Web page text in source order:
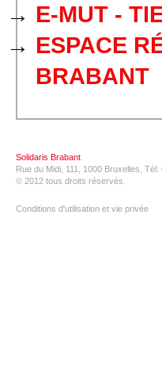
E-MUT -
ESPACE
BRABANT
Solidaris Brabant
Rue du Midi, 111, 1000 Bruxelles, Tél:
© 2012 tous droits réservés.
Conditions d'utilisation et vie privée